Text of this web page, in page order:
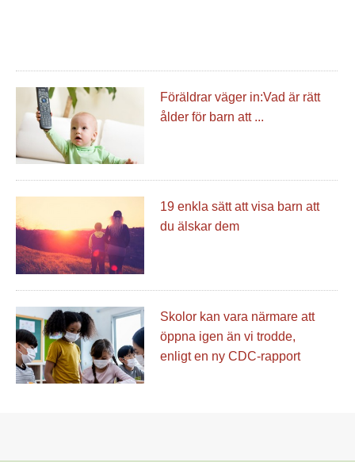
Föräldrar väger in:Vad är rätt
ålder för barn att ...
19 enkla sätt att visa barn att
du älskar dem
Skolor kan vara närmare att
öppna igen än vi trodde,
enligt en ny CDC-rapport